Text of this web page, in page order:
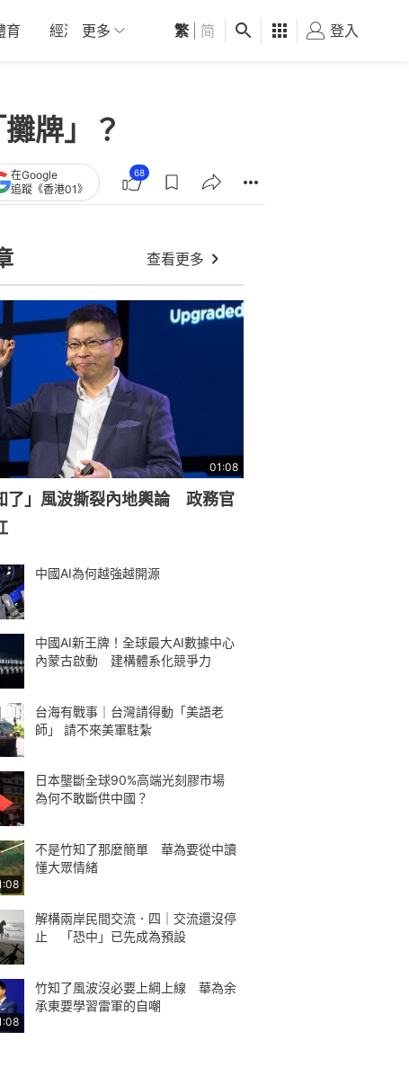
育 經濟 01深圳 觀點 健康 好食玩飛
更多 繁 简 登入
牌」？
在Google
追蹤《香港01》
68
查看更多
01:08
了」風波撕裂內地輿論 政務官
中國AI為何越強越開源
中國AI新王牌！全球最大AI數據中心
內蒙古啟動 建構體系化競爭力
台海有戰事｜台灣請得動「美語老
師」 請不來美軍駐紮
日本壟斷全球90%高端光刻膠市場
為何不敢斷供中國？
不是竹知了那麼簡單 華為要從中讀
懂大眾情緒
解構兩岸民間交流．四｜交流還沒停
止 「恐中」已先成為預設
竹知了風波沒必要上綱上線 華為余
承東要學習雷軍的自嘲